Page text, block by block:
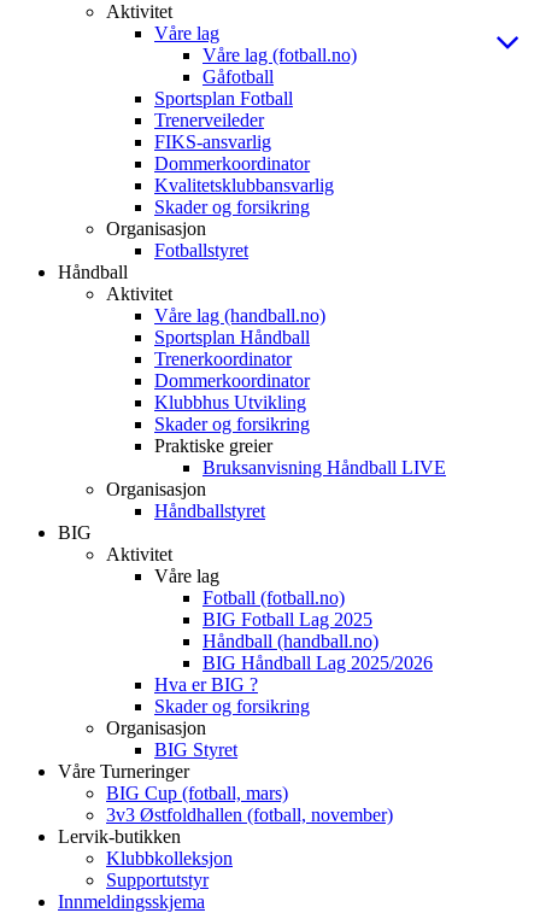
Aktivitet
Våre lag
Våre lag (fotball.no)
Gåfotball
Sportsplan Fotball
Trenerveileder
FIKS-ansvarlig
Dommerkoordinator
Kvalitetsklubbansvarlig
Skader og forsikring
Organisasjon
Fotballstyret
Håndball
Aktivitet
Våre lag (handball.no)
Sportsplan Håndball
Trenerkoordinator
Dommerkoordinator
Klubbhus Utvikling
Skader og forsikring
Praktiske greier
Bruksanvisning Håndball LIVE
Organisasjon
Håndballstyret
BIG
Aktivitet
Våre lag
Fotball (fotball.no)
BIG Fotball Lag 2025
Håndball (handball.no)
BIG Håndball Lag 2025/2026
Hva er BIG ?
Skader og forsikring
Organisasjon
BIG Styret
Våre Turneringer
BIG Cup (fotball, mars)
3v3 Østfoldhallen (fotball, november)
Lervik-butikken
Klubbkolleksjon
Supportutstyr
Innmeldingsskjema